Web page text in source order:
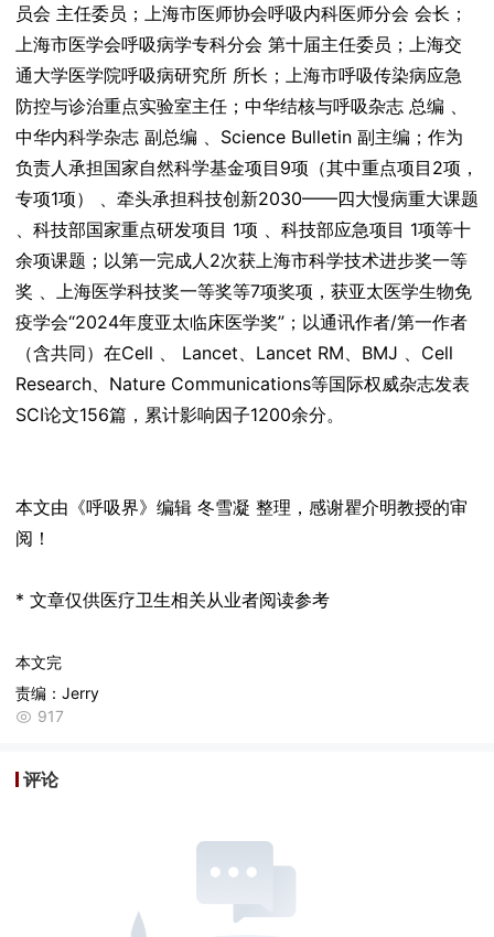
员会 主任委员；上海市医师协会呼吸内科医师分会 会长；
上海市医学会呼吸病学专科分会 第十届主任委员；上海交
通大学医学院呼吸病研究所 所长；上海市呼吸传染病应急
防控与诊治重点实验室主任；中华结核与呼吸杂志 总编 、
中华内科学杂志 副总编 、Science Bulletin 副主编；作为
负责人承担国家自然科学基金项目9项（其中重点项目2项，
专项1项） 、牵头承担科技创新2030——四大慢病重大课题
、科技部国家重点研发项目 1项 、科技部应急项目 1项等十
余项课题；以第一完成人2次获上海市科学技术进步奖一等
奖 、上海医学科技奖一等奖等7项奖项，获亚太医学生物免
疫学会“2024年度亚太临床医学奖”；以通讯作者/第一作者
（含共同）在Cell 、 Lancet、Lancet RM、BMJ 、Cell
Research、Nature Communications等国际权威杂志发表
SCI论文156篇，累计影响因子1200余分。
本文由《呼吸界》编辑 冬雪凝 整理，感谢瞿介明教授的审
阅！
* 文章仅供医疗卫生相关从业者阅读参考
本文完
责编：Jerry
917
评论